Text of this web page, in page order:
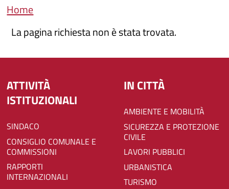
Briciole di pane
Home
La pagina richiesta non è stata trovata.
ATTIVITÀ
ISTITUZIONALI
SINDACO
CONSIGLIO COMUNALE E
COMMISSIONI
RAPPORTI
INTERNAZIONALI
IN CITTÀ
AMBIENTE E MOBILITÀ
SICUREZZA E PROTEZIONE
CIVILE
LAVORI PUBBLICI
URBANISTICA
TURISMO